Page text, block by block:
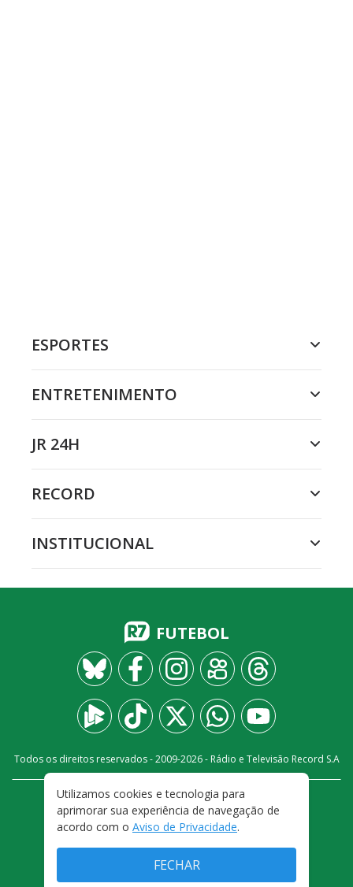
ESPORTES
ENTRETENIMENTO
JR 24H
RECORD
INSTITUCIONAL
FUTEBOL
Todos os direitos reservados - 2009-2026- Rádio e Televisão Record S.A
FALE CONOSCO
PRIVACIDADE
TERMOS E CONDIÇÕES DE USO
Utilizamos cookies e tecnologia para
aprimorar sua experiência de navegação de
acordo com o Aviso de Privacidade.
FECHAR